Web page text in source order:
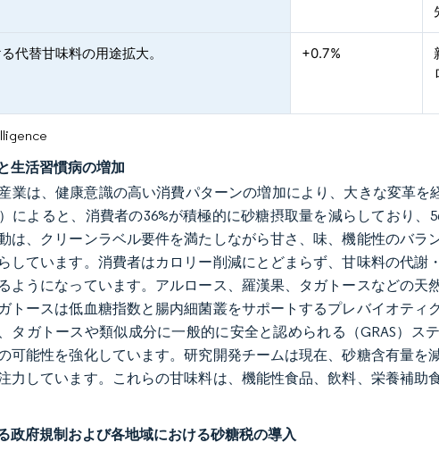
代替甘味料の用途拡大。 +0.7%
生活習慣病の増加
業は、健康意識の高い消費パターンの増加により、大きな変革を
によると、消費者の36%が積極的に砂糖摂取量を減らしており、
は、クリーンラベル要件を満たしながら甘さ、味、機能性のバラ
しています。消費者はカロリー削減にとどまらず、甘味料の代謝
ようになっています。アルロース、羅漢果、タガトースなどの天
トースは低血糖指数と腸内細菌叢をサポートするプレバイオティ
タガトースや類似成分に一般的に安全と認められる（GRAS）ス
可能性を強化しています。研究開発チームは現在、砂糖含有量を
力しています。これらの甘味料は、機能性食品、飲料、栄養補助
政府規制および各地域における砂糖税の導入